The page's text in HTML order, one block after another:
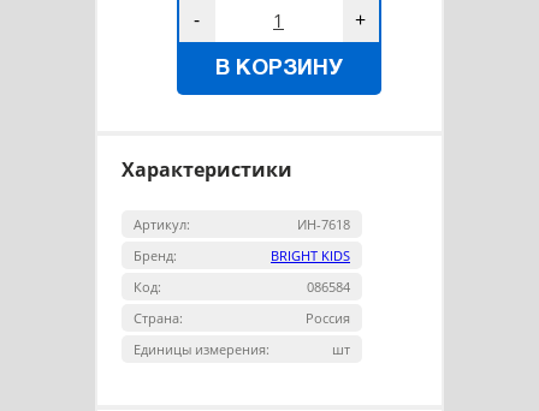
- +
В КОРЗИНУ
Характеристики
Артикул:
ИН-7618
Бренд:
BRIGHT KIDS
Код:
086584
Страна:
Россия
Единицы измерения:
шт